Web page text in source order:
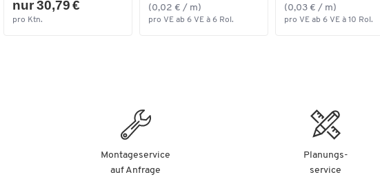
nur 30,79 €
pro Ktn.
(0,02 € / m)
pro VE ab 6 VE à 6 Rol.
(0,03 € / m)
pro VE ab 6 VE à 10 Rol.
Montageservice
auf Anfrage
Planungs-
service